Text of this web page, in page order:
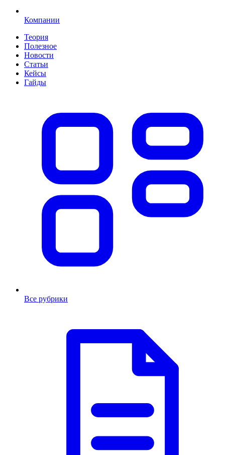
Компании
Теория
Полезное
Новости
Статьи
Кейсы
Гайды
Все рубрики